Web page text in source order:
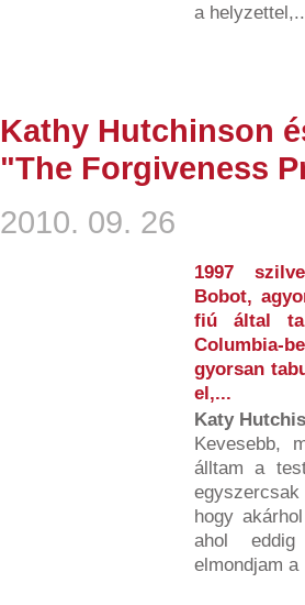
a
Kathy Hutchinson
"The Forgiveness
2010. 09. 26
1997
Bobot,
fiú által
Columbia-
gyorsan
el,...
Katy
Kevesebb,
álltam a
hogy
ahol
elmondjam